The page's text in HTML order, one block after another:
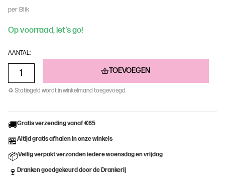
per Blik
Op voorraad, let’s go!
AANTAL:
TOEVOEGEN
♻ Statiegeld wordt in winkelmand toegevoegd
🚚Gratis verzending vanaf €65
🏪Altijd gratis afhalen in onze winkels
📦Veilig verpakt verzonden iedere woensdag en vrijdag
🍷 Dranken goedgekeurd door de Drankerij